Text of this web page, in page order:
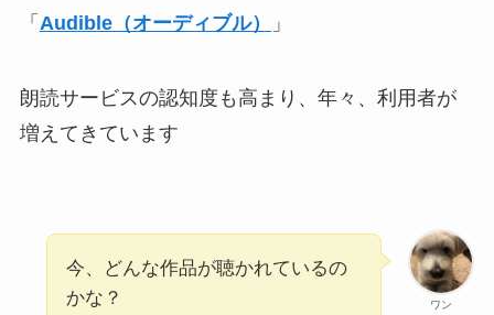
「 Audible（オーディブル） 」
朗読サービスの認知度も高まり、年々、利用者が
増えてきています
ワン
今、どんな作品が聴かれているの
かな？